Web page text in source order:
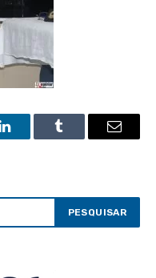
LinkedInTumblr Email